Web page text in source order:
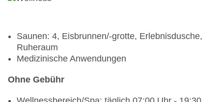
Saunen: 4, Eisbrunnen/-grotte, Erlebnisdusche,
Ruheraum
Medizinische Anwendungen
Ohne Gebühr